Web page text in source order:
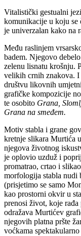
Vitalistički gestualni
komunikacije u koju
je univerzalan kako na
Među raslinjem
badem. Njegovo
zelenu lisnatu krošnju.
velikih crnih znakova. I
društvu likovnih
grafičke kompozicije
te osobito Grana,
Grana na smeđem.
Motiv stabla i grane
kretnje slikara Murtića
njegova životnog
je oplovio uzduž i
promatrao, crtao i
morfologija stabla nudi
(prisjetimo se samo
kao prostorni okvir u
prenosi život, koje
odražava Murtićev
njegovih platna pršte
voćkama